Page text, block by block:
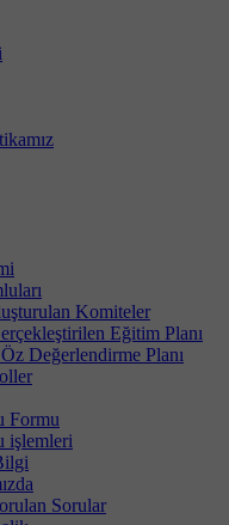
Komiteler
Eğitim Planı
Değerlendirme Planı
Formu
işlemleri
Sorular